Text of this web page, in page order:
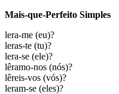
Mais-que-Perfeito Simples
lera-me (eu)?
leras-te (tu)?
lera-se (ele)?
lêramo-nos (nós)?
lêreis-vos (vós)?
leram-se (eles)?